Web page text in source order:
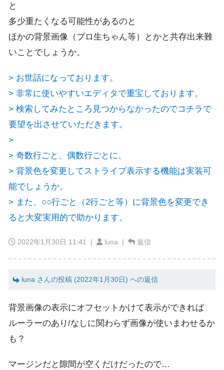
と
多少重たくなる可能性があるのと
ほかの背景画像（プロ生ちゃん等）とかと共存出来難
いことでしょうか。
> お世話になっております。
> 非常に使いやすいエディタで重宝しております。
> 検索してみたところ見つからなかったのでコチラで
要望を出させていただきます。
>
> 奇数行ごと、偶数行ごとに、
> 背景色を変更してストライプ表示する機能は実装可
能でしょうか。
> また、○○行ごと（2行ごと等）に背景色を変更でき
ると大変実用的で助かります。
2022年1月30日 11:41 | luna | 返信
luna さんの投稿 (2022年1月30日) への返信
背景画像の表示にオフセットかけて表示ができれば
ルーラーのあり/なしに関わらず画像が使いまわせるか
も？
マージンだと隙間が空くだけだったので…